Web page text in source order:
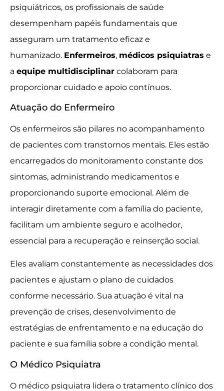
psiquiátricos, os profissionais de saúde
desempenham papéis fundamentais que
asseguram um tratamento eficaz e
humanizado. Enfermeiros, médicos psiquiatras e
a equipe multidisciplinar colaboram para
proporcionar cuidado e apoio contínuos.
Atuação do Enfermeiro
Os enfermeiros são pilares no acompanhamento
de pacientes com transtornos mentais. Eles estão
encarregados do monitoramento constante dos
sintomas, administrando medicamentos e
proporcionando suporte emocional. Além de
interagir diretamente com a família do paciente,
facilitam um ambiente seguro e acolhedor,
essencial para a recuperação e reinserção social.
Eles avaliam constantemente as necessidades dos
pacientes e ajustam o plano de cuidados
conforme necessário. Sua atuação é vital na
prevenção de crises, desenvolvimento de
estratégias de enfrentamento e na educação do
paciente e sua família sobre a condição mental.
O Médico Psiquiatra
O médico psiquiatra lidera o tratamento clínico dos